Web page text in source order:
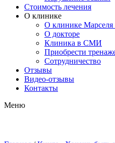
Стоимость лечения
О клинике
О клинике Марселя
О докторе
Клиника в СМИ
Приобрести
Сотрудничество
Отзывы
Видео-отзывы
Контакты
Меню